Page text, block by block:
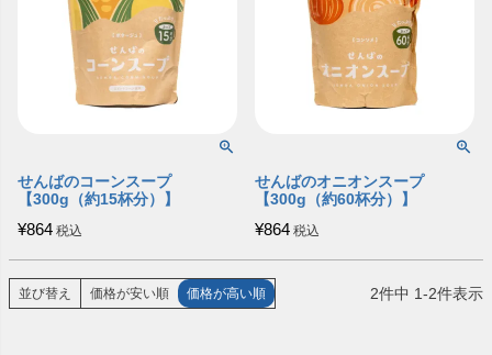
せんばのコーンスープ
【300g（約15杯分）】
¥864 税込
せんばのオニオンスープ
【300g（約60杯分）】
¥864 税込
並び替え 価格が安い順 価格が高い順 2件中 1-2件表示